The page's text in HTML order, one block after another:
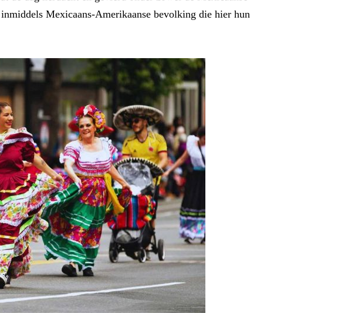
Mexicaans-Amerikaanse bevolking die hier hun